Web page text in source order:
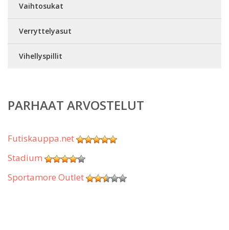
Vaihtosukat
Verryttelyasut
Vihellyspillit
PARHAAT ARVOSTELUT
Futiskauppa.net
Stadium
Sportamore Outlet